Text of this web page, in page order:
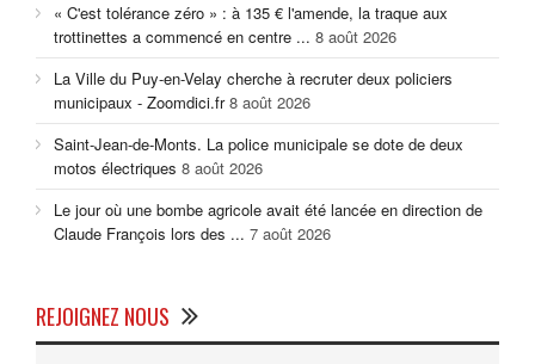
« C'est tolérance zéro » : à 135 € l'amende, la traque aux
trottinettes a commencé en centre ... 8 août 2026
La Ville du Puy-en-Velay cherche à recruter deux policiers
municipaux - Zoomdici.fr 8 août 2026
Saint-Jean-de-Monts. La police municipale se dote de deux
motos électriques 8 août 2026
Le jour où une bombe agricole avait été lancée en direction de
Claude François lors des ... 7 août 2026
REJOIGNEZ NOUS